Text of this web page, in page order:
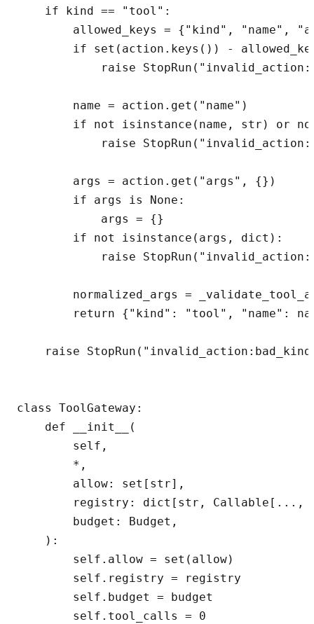
    if kind == "tool":
allowed_keys = {"kind", "name",
if set(action.keys()) -
raise
        name = action.get("name")
if not isinstance(name, str) or
raise
        args = action.get("args", {})
        if args is None:
            args = {}
        if not isinstance(args, dict):
raise
normalized_args =
return {"kind": "tool", "name":
raise
class ToolGateway:
    def __init__(
        self,
        *,
        allow: set[str],
registry: dict[str, Callable[...,
        budget: Budget,
    ):
        self.allow = set(allow)
        self.registry = registry
        self.budget = budget
        self.tool_calls = 0